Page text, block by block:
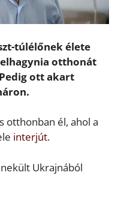
túlélőnek élete
otthonát
ott akart
otthonban él, ahol a
interjút.
Ukrajnából